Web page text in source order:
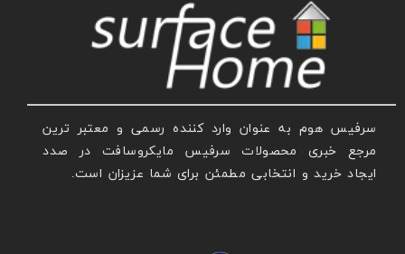
سرفیس هوم به عنوان وارد کننده رسمی و معتبر ترین
مرجع خبری محصولات سرفیس مایکروسافت در صدد
ایجاد خرید و انتخابی مطمئن برای شما عزیزان است.